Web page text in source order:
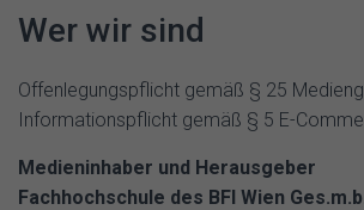
Wer wir sind
Offenlegungspflicht gemäß § 25
Informationspflicht gemäß § 5 E-
Medieninhaber und Herausgeber
Fachhochschule des BFI Wien